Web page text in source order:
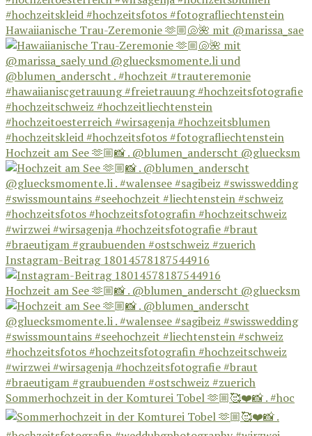
Hawaiianische Trau-Zeremonie 🫶🏼🐚🌺 mit @marissa_sae
Hochzeit am See 🫶🏼📸 . @blumen_anderscht @gluecksm
Instagram-Beitrag 18014578187544916
Hochzeit am See 🫶🏼📸 . @blumen_anderscht @gluecksm
Sommerhochzeit in der Komturei Tobel 🫶🏼🥰❤️📸 . #hoc